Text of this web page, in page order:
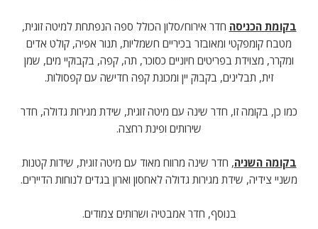
בקומת הכניסה חדר אירוח/סלון הכולל ספה הנפתחת למיטה זוגית,
מטבח קומפקטי ומאובזר בכיריים חשמליות, תנור אפיה, קולט אדים
ומקרר, מצוידת בפריטים חיוניים כסוכר, תה, קפה, בקבוקיי מים, שמן
זית, תבלינים, בקבוק יין ומכונת קפה חדישה עם קפסולות.
כמו כן, בקומה זו, חדר שינה עם מיטה זוגית, שידת מגירות גדולה, חדר
שירותים ופינת רחצה.
בקומה השניה, חדר שינה מרווח מאוד עם מיטה זוגית, שידות קטנות
משניי צידיה, שידת מגירות גדולה לאחסון וארון בגדים לנוחות הדיירים.
בנוסף, חדר אמבטיה ושרותים צמודים.